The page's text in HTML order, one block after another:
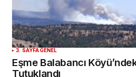
3. SAYFA GENEL
Eşme Balabancı
Tutuklandı